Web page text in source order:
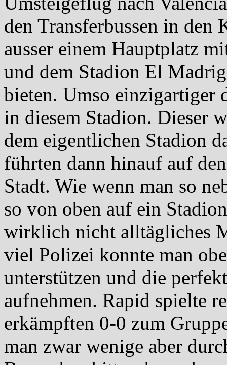
den Transferbussen in
ausser einem Hauptplatz
und dem Stadion El
bieten. Umso einzigartiger
in diesem Stadion. Dieser
dem eigentlichen Stadion
führten dann hinauf auf
Stadt. Wie wenn man so
so von oben auf ein
wirklich nicht alltägliches
viel Polizei konnte man
unterstützen und die
aufnehmen. Rapid spielte
erkämpften 0-0 zum
man zwar wenige aber